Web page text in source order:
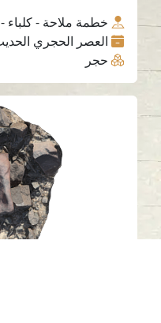
خطمة ملاحة - كلباء -
العصر الحجري الحديث
حجر